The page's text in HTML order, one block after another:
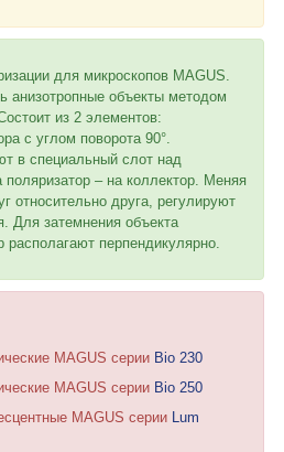
для микроскопов MAGUS.
анизотропные объекты методом
из 2 элементов:
с углом поворота 90°.
в специальный слот над
поляризатор – на коллектор. Меняя
относительно друга, регулируют
Для затемнения объекта
располагают перпендикулярно.
MAGUS серии Bio 230
MAGUS серии Bio 250
MAGUS серии
Lum